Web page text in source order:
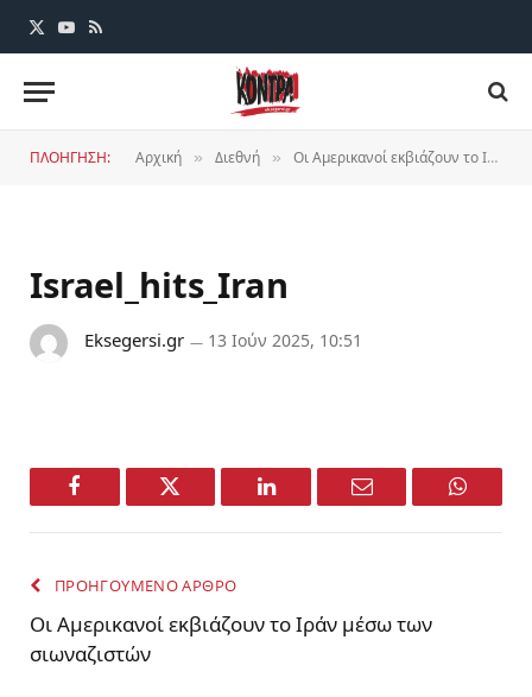
X
YouTube
RSS
ΠΛΟΗΓΗΣΗ: Αρχική » Διεθνή » Οι Αμερικανοί εκβιάζουν το Ιράν μέσω των σιωναζιστών
Israel_hits_Iran
Eksegersi.gr 13 Ιούν 2025, 10:51
Facebook Twitter LinkedIn Email
ΠΡΟΗΓΟΥΜΕΝΟ ΑΡΘΡΟ
Οι Αμερικανοί εκβιάζουν το Ιράν μέσω των
σιωναζιστών